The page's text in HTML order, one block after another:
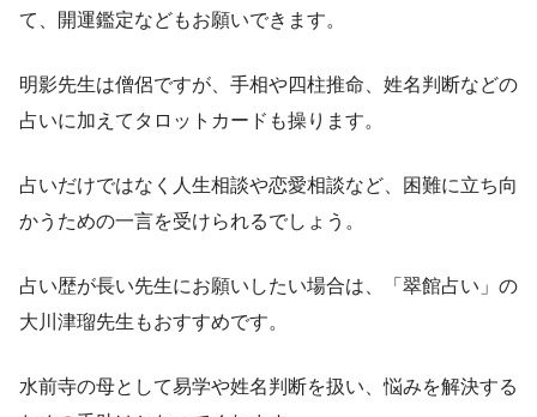
て、開運鑑定などもお願いできます。
明影先生は僧侶ですが、手相や四柱推命、姓名判断などの
占いに加えてタロットカードも操ります。
占いだけではなく人生相談や恋愛相談など、困難に立ち向
かうための一言を受けられるでしょう。
占い歴が長い先生にお願いしたい場合は、「翠館占い」の
大川津瑠先生もおすすめです。
水前寺の母として易学や姓名判断を扱い、悩みを解決する